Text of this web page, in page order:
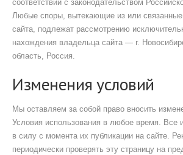
соответствии с законодательством
Любые споры, вытекающие из или связанные
сайта, подлежат рассмотрению
нахождения владельца сайта — г.
область, Россия.
Изменения условий
Мы оставляем за собой право вносить
Условия использования в любое время. Все
в силу с момента их публикации на сайте.
периодически проверять эту страницу на